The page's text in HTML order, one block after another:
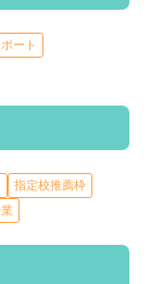
ート
指定校推薦枠